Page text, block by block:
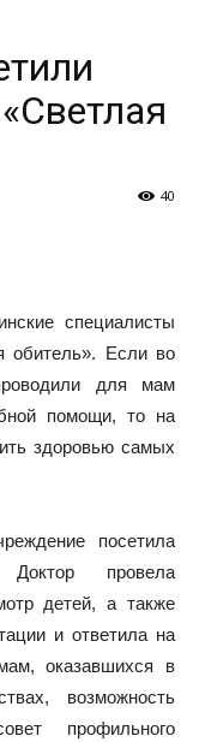
40
специалисты
обитель». Если во
для мам
помощи, то на
здоровью самых
посетила
провела
детей, а также
и ответила на
оказавшихся в
возможность
профильного